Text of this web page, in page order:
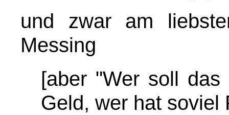
und zwar am
Messing
[aber "Wer soll
Geld, wer hat soviel